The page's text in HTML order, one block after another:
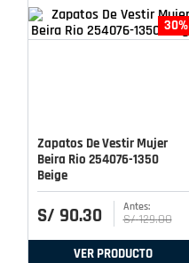
30%
Zapatos De Vestir Mujer
Beira Rio 254076-1350
Beige
S/ 90.30 S/ 129.00
VER PRODUCTO